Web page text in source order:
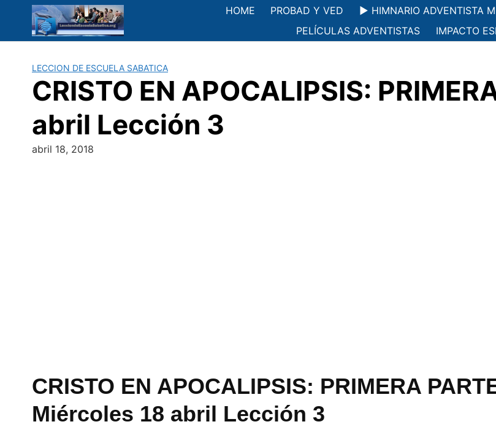
contenido
HOME PROBAD Y VED ▶️ HIMNARIO ADVENTISTA
PELÍCULAS ADVENTISTAS
IMPACTO
LECCION DE ESCUELA SABATICA
CRISTO EN APOCALIPSIS:
abril Lección 3
abril 18, 2018
CRISTO EN APOCALIPSIS: PRIMERA
Miércoles 18 abril Lección 3